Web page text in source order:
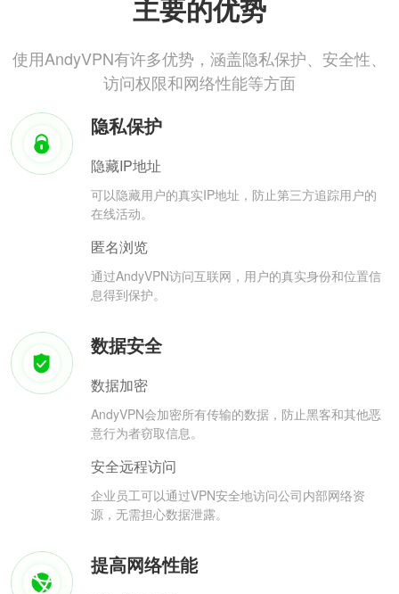
主要的优势
使用AndyVPN有许多优势，涵盖隐私保护、安全性、
访问权限和网络性能等方面
隐私保护
隐藏IP地址
可以隐藏用户的真实IP地址，防止第三方追踪用户的
在线活动。
匿名浏览
通过AndyVPN访问互联网，用户的真实身份和位置信
息得到保护。
数据安全
数据加密
AndyVPN会加密所有传输的数据，防止黑客和其他恶
意行为者窃取信息。
安全远程访问
企业员工可以通过VPN安全地访问公司内部网络资
源，无需担心数据泄露。
提高网络性能